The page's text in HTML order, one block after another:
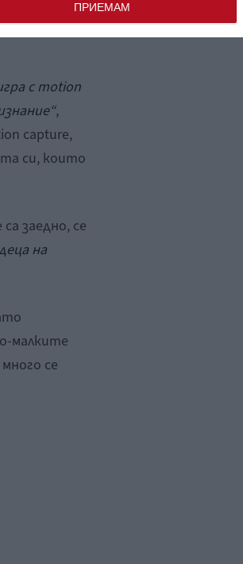
ПРИЕМАМ
сmotion
,
capture,
си, които
заедно, се
на
малките
се